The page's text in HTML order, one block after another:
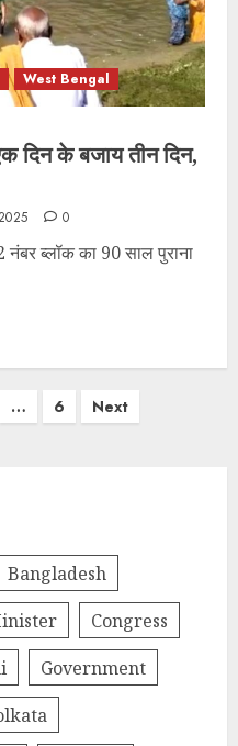
West Bengal
दिन के बजाय तीन दिन,
0
नंबर ब्लॉक का 90 साल पुराना
… 6 Next
Bangladesh
Congress
Government